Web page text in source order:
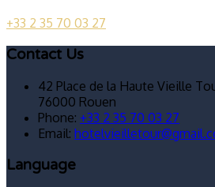
+33 2 35 70 03 27
Contact Us
42 Place de la Haute Vieille
76000 Rouen
Phone: +33 2 35 70 03 27
Email:
Language